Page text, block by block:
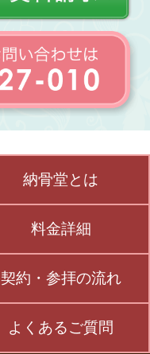
納骨堂とは
料金詳細
契約・参拝の流れ
よくあるご質問